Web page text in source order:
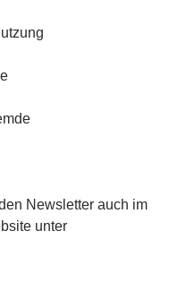
Newsletter auch im
unter